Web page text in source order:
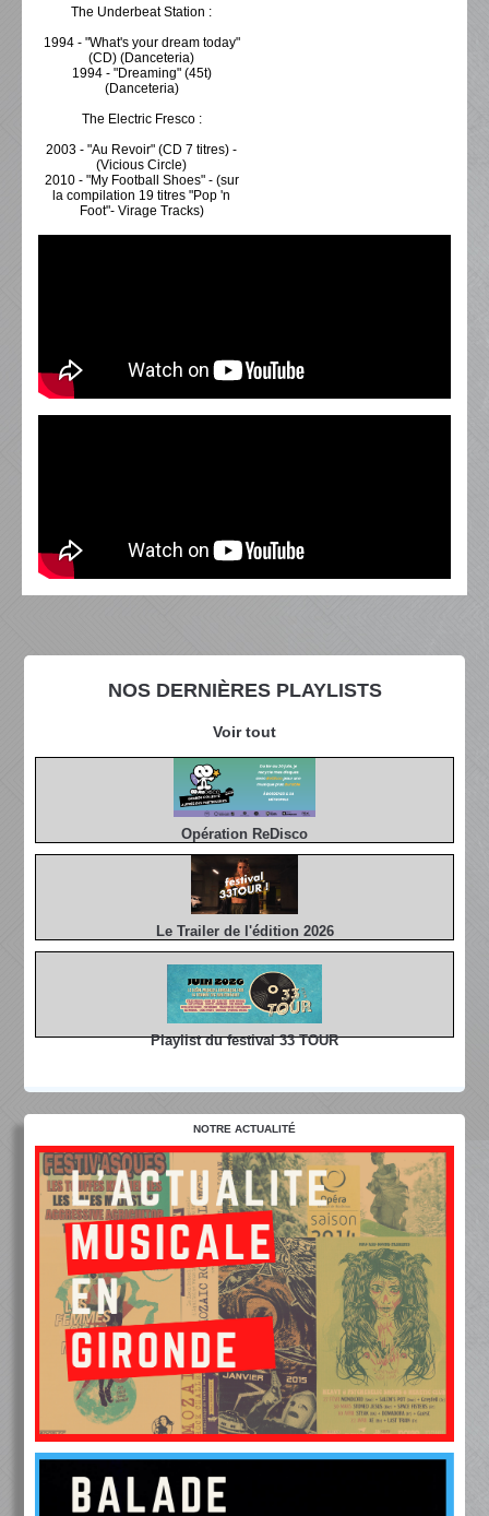
NOS DERNIÈRES PLAYLISTS
Voir tout
Opération ReDisco
Le Trailer de l'édition 2026
Playlist du festival 33 TOUR
The Underbeat Station :
1994 - "What's your dream today"
(CD) (Danceteria)
1994 - "Dreaming" (45t)
(Danceteria)
The Electric Fresco :
2003 - "Au Revoir" (CD 7 titres) -
(Vicious Circle)
2010 - "My Football Shoes" - (sur
la compilation 19 titres "Pop 'n
Foot"- Virage Tracks)
NOTRE ACTUALITÉ